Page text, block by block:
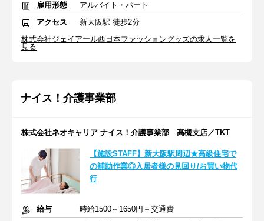
雇用形態
アルバイト・パート
アクセス
新大阪駅 徒歩2分
株式会社ジェイアール西日本ファッショングッズの求人一覧を
見る
ナイス！介護事業部
株式会社ネオキャリア ナイス！介護事業部 高槻支店／TKT
【施設STAFF】新大阪駅周辺★高級住宅で
の補助作業◎入居者様の見回り/お買い物代
行
給与
時給1500～1650円＋交通費